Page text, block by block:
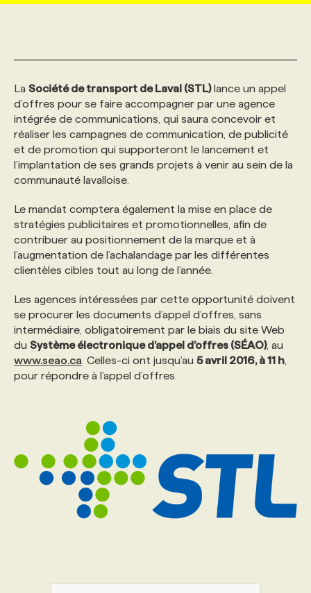
AFFAIRES DE L'INDUSTRIE
INITIATIVES NUMÉRIQUES
PRIX ET DISTINCTIONS
TENDANCES
MARKETING DURABLE
GEO/SEO
ÉVÉNEMENTIEL
NOS AUTEUR‧RICES
INFOLETTRE PUBLICITÉ
ANNONCEZ AVEC NOUS
CONSULTER LA CVTHÈQUE
PROFIL ENTREPRISE
FAQ
ANNONCEZ AVEC NOUS
PROFIL CANDIDAT
FAQ
ANNONCEZ AVEC NOUS
NOS FORMATIONS EN LIGNE
NOS PARCOURS DE FORMATIONS
FORMATIONS PERSONNALISÉES
NOS FORMATEUR‧RICES
POURQUOI CHOISIR NOS FORMATIONS
NOS TARIFS
PROGRAMMES DE SUBVENTIONS
ANNONCEZ AVEC NOUS
CHASSE DE TÊTE
SERVICE DE CHASSE DE TÊTE
NOS TARIFS
NOS EXPERTISES
FAQ
ANNONCEZ AVEC NOUS
La Société de transport de Laval (STL)lance un appel
d’offres pour se faire accompagner par une agence
intégrée de communications, qui saura concevoir et
réaliser les campagnes de communication, de publicité
et de promotion qui supporteront le lancement et
l’implantation de ses grands projets à venir au sein de la
communauté lavalloise.
Le mandat comptera également la mise en place de
stratégies publicitaires et promotionnelles, afin de
contribuer au positionnement de la marque et à
l’augmentation de l’achalandage par les différentes
clientèles cibles tout au long de l’année.
Les agences intéressées par cette opportunité doivent
se procurer les documents d’appel d’offres, sans
intermédiaire, obligatoirement par le biais du site Web
du Système électronique d’appel d’offres (SÉAO), au
www.seao.ca . Celles-ci ont jusqu’au 5 avril 2016, à 11 h
pour répondre à l’appel d’offres.